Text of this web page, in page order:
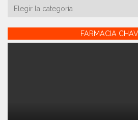
Categorías
FARMACIA